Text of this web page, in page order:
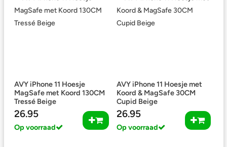
AVY iPhone 11 Hoesje
MagSafe met Koord 130CM
Tressé Beige
26.95
Op voorraad
AVY iPhone 11 Hoesje met
Koord & MagSafe 30CM
Cupid Beige
26.95
Op voorraad